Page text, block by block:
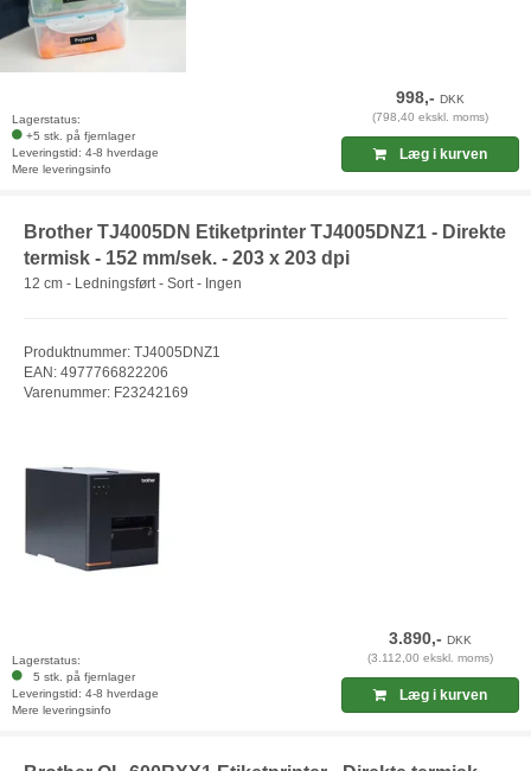
Lagerstatus:
+5 stk. på fjernlager
Leveringstid: 4-8 hverdage
Mere leveringsinfo
998,-DKK
(798,40 ekskl. moms)
Læg i kurven
Brother TJ4005DN Etiketprinter TJ4005DNZ1 - Direkte
termisk - 152 mm/sek. - 203 x 203 dpi
12 cm - Ledningsført - Sort - Ingen
Produktnummer: TJ4005DNZ1
EAN: 4977766822206
Varenummer: F23242169
Lagerstatus:
5 stk. på fjernlager
Leveringstid: 4-8 hverdage
Mere leveringsinfo
3.890,-DKK
(3.112,00 ekskl. moms)
Læg i kurven